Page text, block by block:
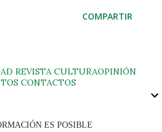
COMPARTIR
REVISTA CULTURAOPINIÓN
CONTACTOS
ES POSIBLE